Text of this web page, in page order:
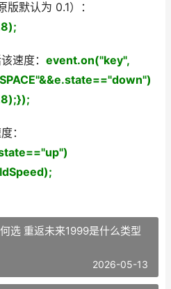
默认为 0.1）：
速度： event.on("key",
：
选 重返未来1999是什么类型
2026-05-13